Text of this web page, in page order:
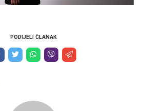
PODIJELI ČLANAK